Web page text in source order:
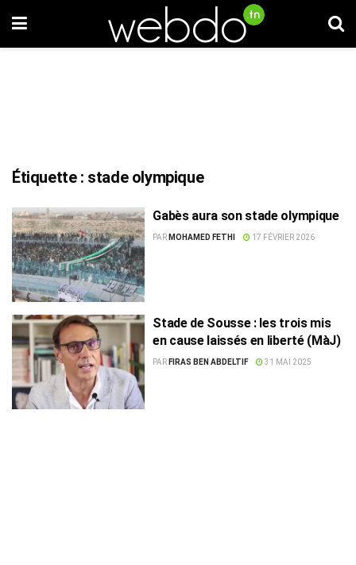
Étiquette : stade olympique
Gabès aura son stade olympique
PAR MOHAMED FETHI 17 FÉVRIER 2026
Stade de Sousse : les trois mis
en cause laissés en liberté (MàJ)
PAR FIRAS BEN ABDELTIF 31 MAI 2025